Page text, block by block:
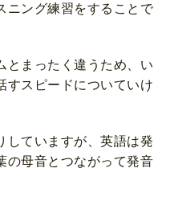
ニング練習をすることで
とまったく違うため、い
すスピードについていけ
していますが、英語は発
の母音とつながって発音